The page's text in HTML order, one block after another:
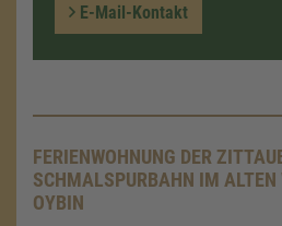
E-Mail-Kontakt
FERIENWOHNUNG DER
SCHMALSPURBAHN IM
OYBIN